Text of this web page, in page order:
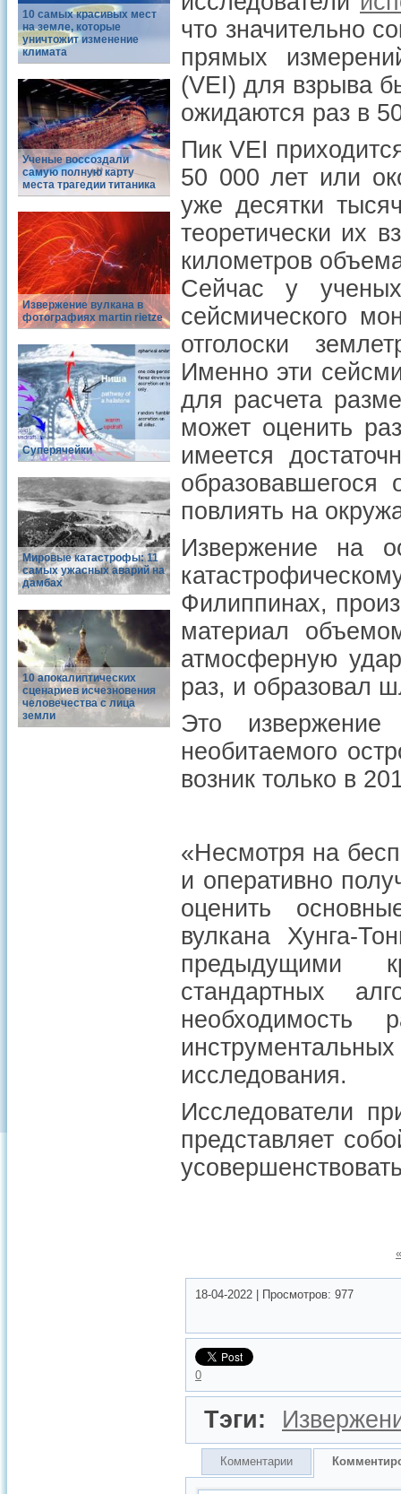
10 самых красивых мест
на земле, которые
уничтожит изменение
климата
Ученые воссоздали
самую полную карту
места трагедии титаника
Извержение вулкана в
фотографиях martin rietze
Суперячейки
Мировые катастрофы: 11
самых ужасных аварий на
дамбах
10 апокалиптических
сценариев исчезновения
человечества с лица
земли
что значительно
прямых
(VEI) для взрыва
ожидаются раз в
Пик VEI
50 000 лет или
уже десятки
теоретически их
километров
Сейчас у
сейсмического
отголоски
Именно эти
для расчета
может оценить
имеется
повлиять на
Извержение на
Филиппинах,
материал
атмосферную
раз, и образовал
Это извержение
необитаемого
возник только в
«Несмотря на
и оперативно
оценить
вулкана Хунга-
предыдущими
стандартных
необходимость
исследования.
Исследователи
представляет
18-04-2022 Просмотров: 977
0
Тэги:
Комментарии